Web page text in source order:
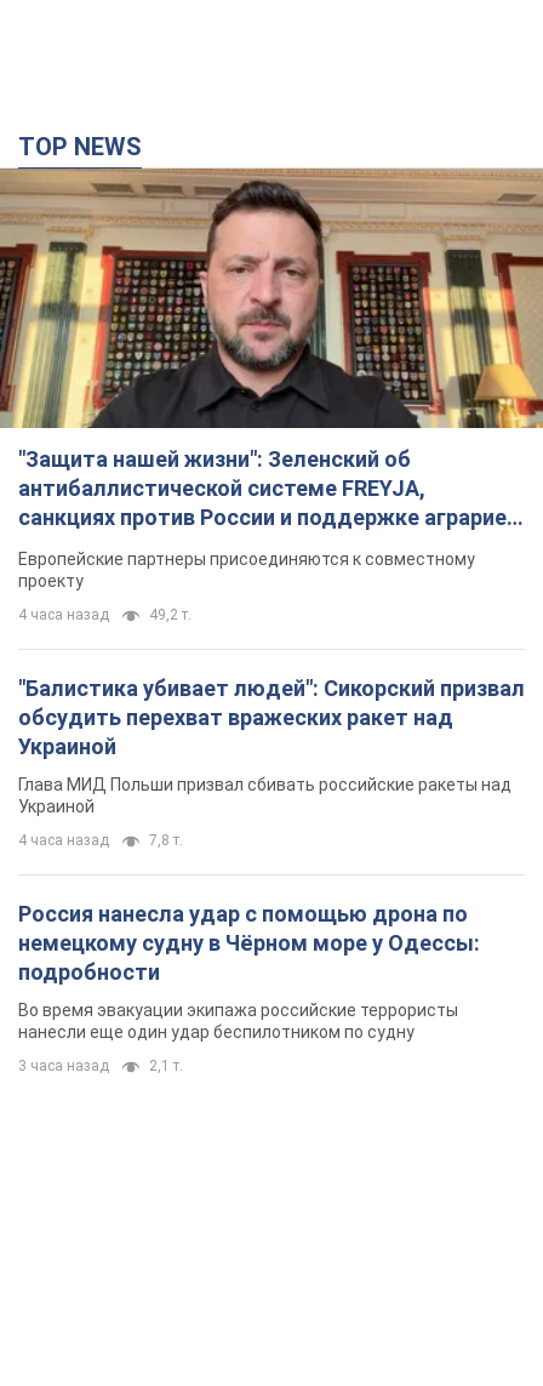
TOP NEWS
"Защита нашей жизни": Зеленский об
антибаллистической системе FREYJA,
санкциях против России и поддержке аграриев.
Видео
Европейские партнеры присоединяются к совместному
проекту
4 часа назад 49,2 т.
"Балистика убивает людей": Сикорский призвал
обсудить перехват вражеских ракет над
Украиной
Глава МИД Польши призвал сбивать российские ракеты над
Украиной
4 часа назад 7,8 т.
Россия нанесла удар с помощью дрона по
немецкому судну в Чёрном море у Одессы:
подробности
Во время эвакуации экипажа российские террористы
нанесли еще один удар беспилотником по судну
3 часа назад 2,1 т.